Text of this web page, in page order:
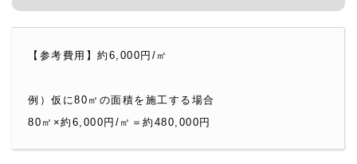
【参考費用】約6,000円/㎡
例）仮に80㎡の面積を施工する場合
80㎡×約6,000円/㎡＝約480,000円